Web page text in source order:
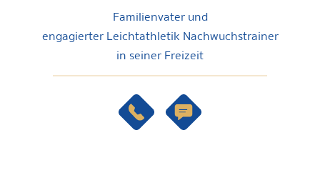
Familienvater und
engagierter Leichtathletik Nachwuchstrainer
in seiner Freizeit